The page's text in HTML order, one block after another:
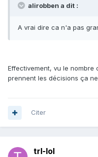
alirobben a dit :
A vrai dire ca n'a pas
Effectivement, vu le
prennent les décisions ça
Citer
trl-lol